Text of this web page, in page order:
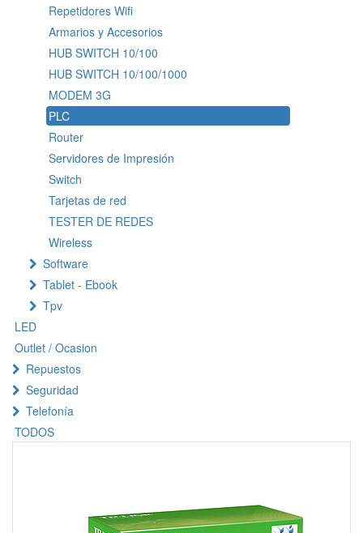
Repetidores Wifi
Armarios y Accesorios
HUB SWITCH 10/100
HUB SWITCH 10/100/1000
MODEM 3G
PLC
Router
Servidores de Impresión
Switch
Tarjetas de red
TESTER DE REDES
Wireless
Software
Tablet - Ebook
Tpv
LED
Outlet / Ocasion
Repuestos
Seguridad
Telefonía
TODOS